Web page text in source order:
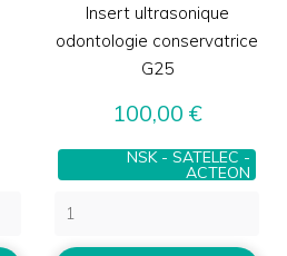
Insert ultrasonique
odontologie conservatrice
G25
Prix
100,00 €
NSK - SATELEC -
ACTEON